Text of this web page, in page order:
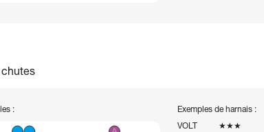
chutes
:
Exemples de harnais :
VOLT
★★★